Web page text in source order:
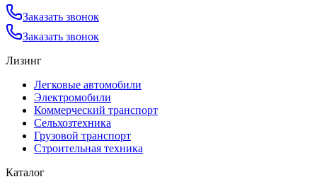
Заказать звонок
Заказать звонок
Лизинг
Легковые автомобили
Электромобили
Коммерческий транспорт
Сельхозтехника
Грузовой транспорт
Строительная техника
Каталог